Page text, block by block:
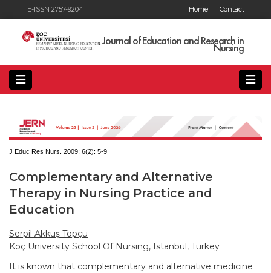
E-ISSN 2757-9204 Contact
Home |
Journal of Education and Research in
Nursing
J Educ Res Nurs. 2009; 6(2): 5-9
Complementary and Alternative
Therapy in Nursing Practice and
Education
Serpil Akkuş Topçu
Koç University School Of Nursing, Istanbul, Turkey
It is known that complementary and alternative medicine